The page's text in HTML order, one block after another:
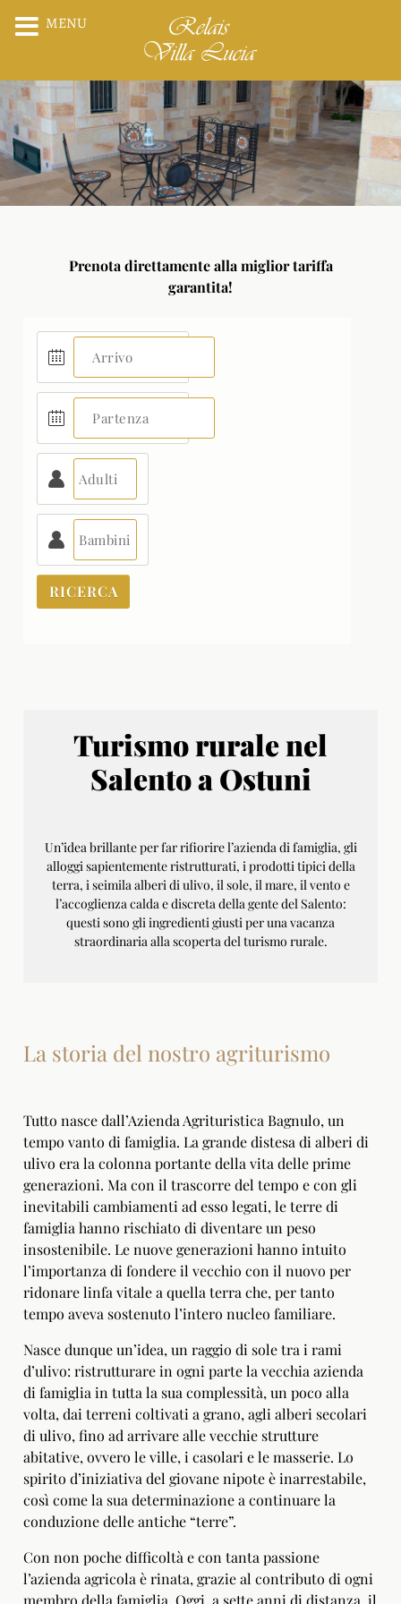
Prenota direttamente alla miglior tariffa
garantita!
Turismo rurale nel
Salento a Ostuni
Un’idea brillante per far rifiorire l’azienda di famiglia, gli
alloggi sapientemente ristrutturati, i prodotti tipici della
terra, i seimila alberi di ulivo, il sole, il mare, il vento e
l’accoglienza calda e discreta della gente del Salento:
questi sono gli ingredienti giusti per una vacanza
straordinaria alla scoperta del turismo rurale.
La storia del nostro agriturismo
Tutto nasce dall’Azienda Agrituristica Bagnulo, un
tempo vanto di famiglia. La grande distesa di alberi di
ulivo era la colonna portante della vita delle prime
generazioni. Ma con il trascorre del tempo e con gli
inevitabili cambiamenti ad esso legati, le terre di
famiglia hanno rischiato di diventare un peso
insostenibile. Le nuove generazioni hanno intuito
l’importanza di fondere il vecchio con il nuovo per
ridonare linfa vitale a quella terra che, per tanto
tempo aveva sostenuto l’intero nucleo familiare.
Nasce dunque un’idea, un raggio di sole tra i rami
d’ulivo: ristrutturare in ogni parte la vecchia azienda
di famiglia in tutta la sua complessità, un poco alla
volta, dai terreni coltivati a grano, agli alberi secolari
di ulivo, fino ad arrivare alle vecchie strutture
abitative, ovvero le ville, i casolari e le masserie. Lo
spirito d’iniziativa del giovane nipote è inarrestabile,
così come la sua determinazione a continuare la
conduzione delle antiche “terre”.
Con non poche difficoltà e con tanta passione
l’azienda agricola è rinata, grazie al contributo di ogni
membro della famiglia. Oggi, a sette anni di distanza, il
MENU